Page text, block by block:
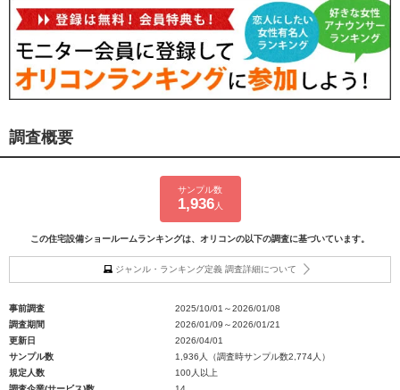
調査概要
サンプル数
1,936人
この住宅設備ショールームランキングは、オリコンの以下の調査に基づいています。
ジャンル・ランキング定義 調査詳細について
事前調査
2025/10/01～2026/01/08
調査期間
2026/01/09～2026/01/21
更新日
2026/04/01
サンプル数
1,936人（調査時サンプル数2,774人）
規定人数
100人以上